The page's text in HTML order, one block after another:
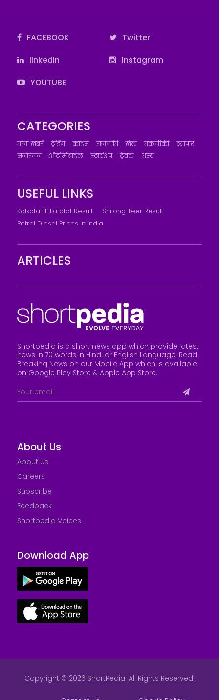
FACEBOOK
Twitter
linkedin
Instagram
YOUTUBE
CATEGORIES
ताज़ा ख़बरें ट्रेंडिंग क्राइम राजनीति खेल तकनीकी
व्यापार
मनोरंजन
ऑटोमोबाइल स्टार्टअप ट्रेवल अन्य
USEFUL LINKS
Kolkata FF Fatafat Result
Shilong Teer Result
Petrol Diesel Prices In India
ARTICLES
Shortpedia is a short news app which provide latest
news in 70 words in Hindi or English Language. Read
Breaking News on our Mobile App which is available
on Google Play Store & Apple App Store.
About Us
About Us
Careers
Subscribe
Feedback
Shortpedia Voices
Download App
Copyright © 2026 ShortPedia. All Rights Reserved.